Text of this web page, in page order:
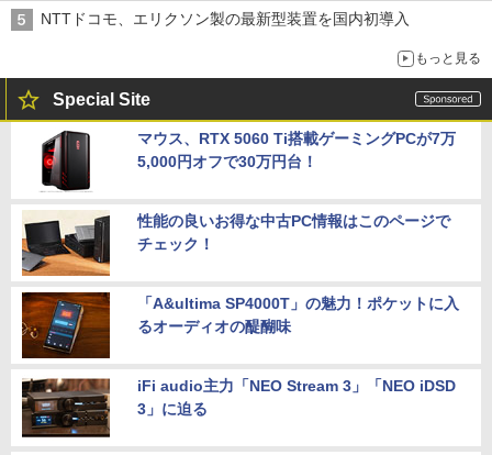
NTTドコモ、エリクソン製の最新型装置を国内初導入
もっと見る
Special Site
マウス、RTX 5060 Ti搭載ゲーミングPCが7万
5,000円オフで30万円台！
性能の良いお得な中古PC情報はこのページで
チェック！
「A&ultima SP4000T」の魅力！ポケットに入
るオーディオの醍醐味
iFi audio主力「NEO Stream 3」「NEO iDSD
3」に迫る